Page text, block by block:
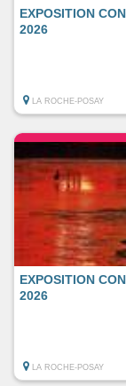
EXPOSITION
2026
LA ROCHE-POSAY
EXPOSITION
2026
LA ROCHE-POSAY